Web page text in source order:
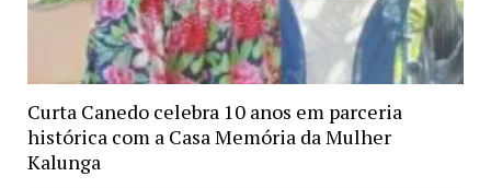
Curta Canedo celebra 10 anos em parceria
histórica com a Casa Memória da Mulher
Kalunga